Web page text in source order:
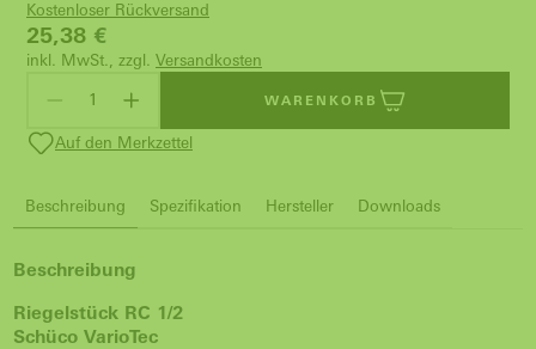
Kostenloser Rückversand
25,38 €
inkl. MwSt., zzgl. Versandkosten
WARENKORB
Auf den Merkzettel
Beschreibung Spezifikation Hersteller Downloads
Beschreibung
Riegelstück RC 1/2
Schüco VarioTec